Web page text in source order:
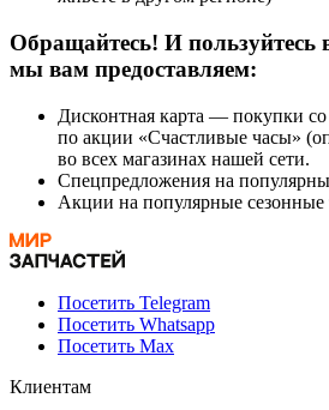
Обращайтесь! И пользуйтесь
мы вам предоставляем:
Дисконтная карта — покупки
по акции «Счастливые часы»
во всех магазинах нашей сети.
Спецпредложения на
Акции на популярные сезонные
Посетить Telegram
Посетить Whatsapp
Посетить Max
Клиентам